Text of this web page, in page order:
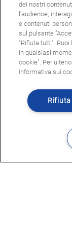
dei nostri
l'audience;
e contenuti
sul pulsante
"Rifiuta tutti".
in qualsiasi
cookie". Per
Informativa sui